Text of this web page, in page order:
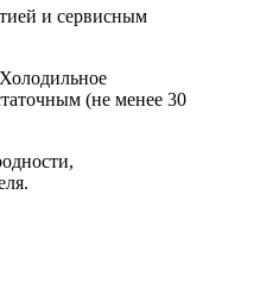
и сервисным
(не менее 30